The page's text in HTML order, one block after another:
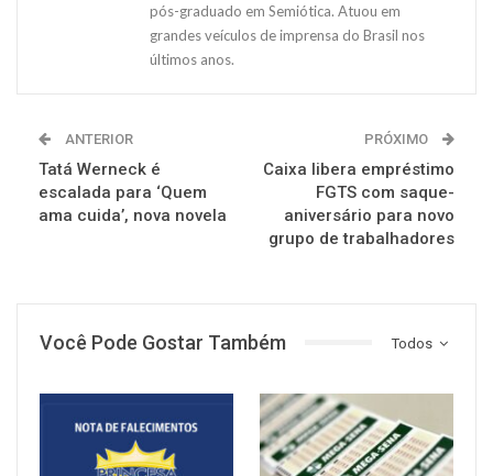
pós-graduado em Semiótica. Atuou em
grandes veículos de imprensa do Brasil nos
últimos anos.
ANTERIOR
Tatá Werneck é
escalada para ‘Quem
ama cuida’, nova novela
PRÓXIMO
Caixa libera empréstimo
FGTS com saque-
aniversário para novo
grupo de trabalhadores
Todos
Você Pode Gostar Também
NOTÍCIAS